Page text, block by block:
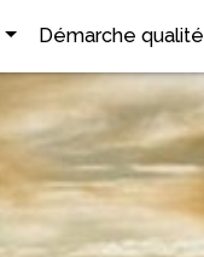
Démarche qualité